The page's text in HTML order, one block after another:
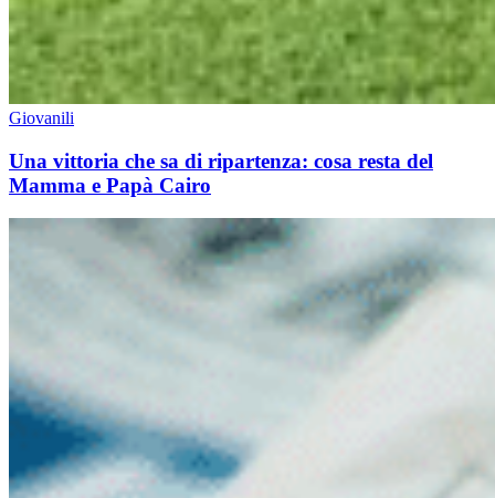
Giovanili
Una vittoria che sa di ripartenza: cosa resta del
Mamma e Papà Cairo